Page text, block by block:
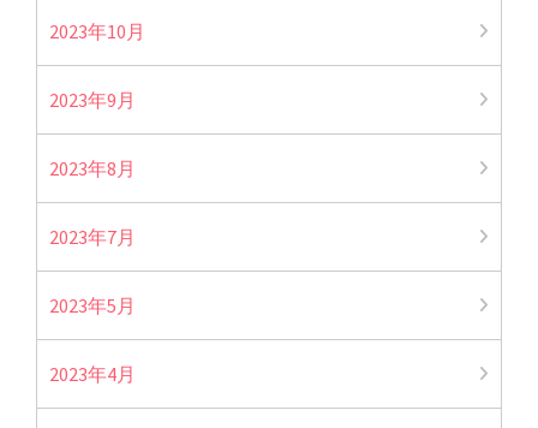
2023年10月
2023年9月
2023年8月
2023年7月
2023年5月
2023年4月